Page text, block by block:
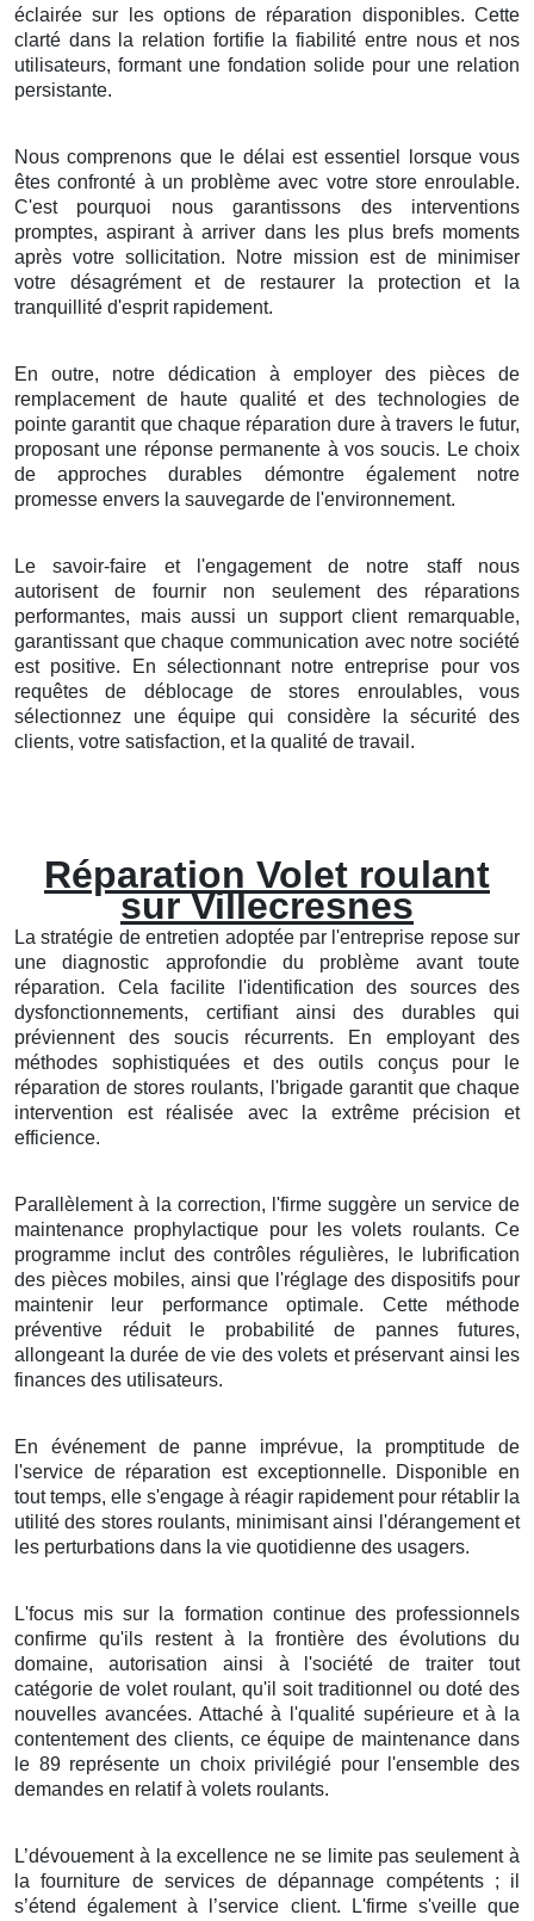
éclairée sur les options de réparation disponibles. Cette
clarté dans la relation fortifie la fiabilité entre nous et nos
utilisateurs, formant une fondation solide pour une relation
persistante.
Nous comprenons que le délai est essentiel lorsque vous
êtes confronté à un problème avec votre store enroulable.
C'est pourquoi nous garantissons des interventions
promptes, aspirant à arriver dans les plus brefs moments
après votre sollicitation. Notre mission est de minimiser
votre désagrément et de restaurer la protection et la
tranquillité d'esprit rapidement.
En outre, notre dédication à employer des pièces de
remplacement de haute qualité et des technologies de
pointe garantit que chaque réparation dure à travers le futur,
proposant une réponse permanente à vos soucis. Le choix
de approches durables démontre également notre
promesse envers la sauvegarde de l'environnement.
Le savoir-faire et l'engagement de notre staff nous
autorisent de fournir non seulement des réparations
performantes, mais aussi un support client remarquable,
garantissant que chaque communication avec notre société
est positive. En sélectionnant notre entreprise pour vos
requêtes de déblocage de stores enroulables, vous
sélectionnez une équipe qui considère la sécurité des
clients, votre satisfaction, et la qualité de travail.
Réparation Volet roulant
sur Villecresnes
La stratégie de entretien adoptée par l'entreprise repose sur
une diagnostic approfondie du problème avant toute
réparation. Cela facilite l'identification des sources des
dysfonctionnements, certifiant ainsi des durables qui
préviennent des soucis récurrents. En employant des
méthodes sophistiquées et des outils conçus pour le
réparation de stores roulants, l'brigade garantit que chaque
intervention est réalisée avec la extrême précision et
efficience.
Parallèlement à la correction, l'firme suggère un service de
maintenance prophylactique pour les volets roulants. Ce
programme inclut des contrôles régulières, le lubrification
des pièces mobiles, ainsi que l'réglage des dispositifs pour
maintenir leur performance optimale. Cette méthode
préventive réduit le probabilité de pannes futures,
allongeant la durée de vie des volets et préservant ainsi les
finances des utilisateurs.
En événement de panne imprévue, la promptitude de
l'service de réparation est exceptionnelle. Disponible en
tout temps, elle s'engage à réagir rapidement pour rétablir la
utilité des stores roulants, minimisant ainsi l'dérangement et
les perturbations dans la vie quotidienne des usagers.
L'focus mis sur la formation continue des professionnels
confirme qu'ils restent à la frontière des évolutions du
domaine, autorisation ainsi à l'société de traiter tout
catégorie de volet roulant, qu'il soit traditionnel ou doté des
nouvelles avancées. Attaché à l'qualité supérieure et à la
contentement des clients, ce équipe de maintenance dans
le 89 représente un choix privilégié pour l'ensemble des
demandes en relatif à volets roulants.
L’dévouement à la excellence ne se limite pas seulement à
la fourniture de services de dépannage compétents ; il
s’étend également à l’service client. L'firme s'veille que